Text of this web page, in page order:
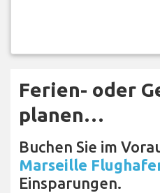
Ferien- oder
planen…
Buchen Sie im
Marseille
Einsparungen.